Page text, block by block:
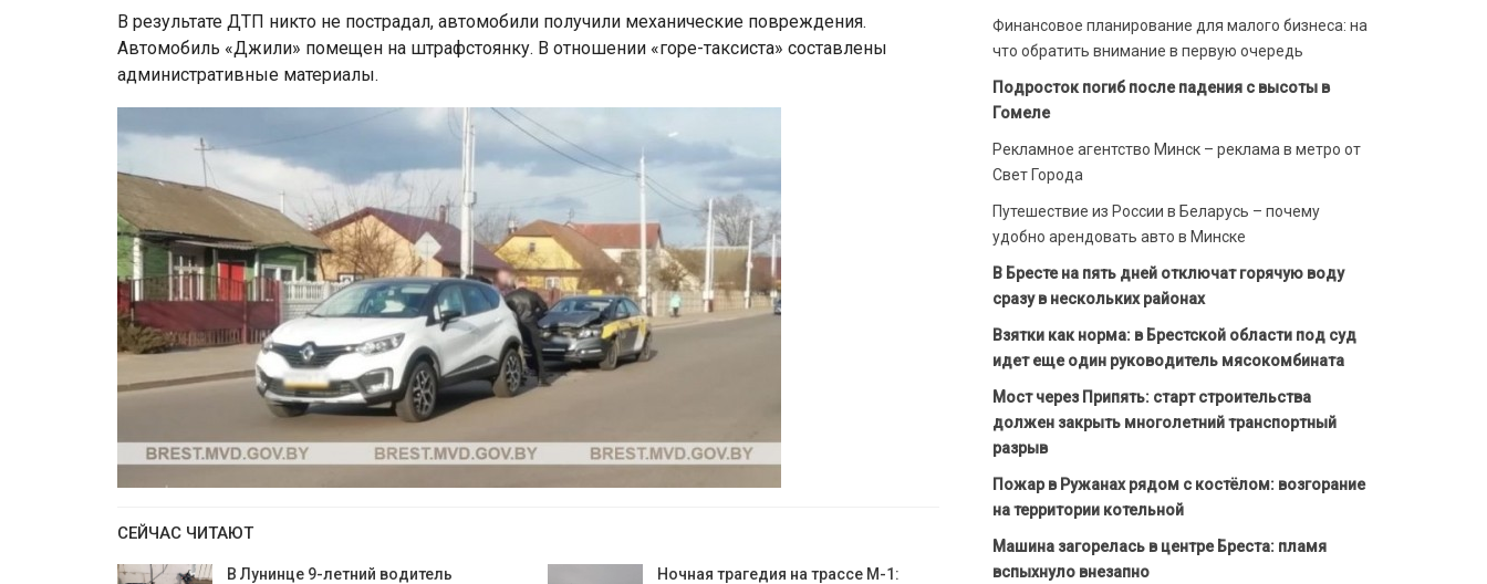
В результате ДТП никто не пострадал, автомобили получили механические повреждения.
Автомобиль «Джили» помещен на штрафстоянку. В отношении «горе-таксиста» составлены
административные материалы.
СЕЙЧАС ЧИТАЮТ
В Лунинце 9-летний водитель
Ночная трагедия на трассе М-1:
Финансовое планирование для малого бизнеса: на
что обратить внимание в первую очередь
Подросток погиб после падения с высоты в
Гомеле
Рекламное агентство Минск – реклама в метро от
Свет Города
Путешествие из России в Беларусь – почему
удобно арендовать авто в Минске
В Бресте на пять дней отключат горячую воду
сразу в нескольких районах
Взятки как норма: в Брестской области под суд
идет еще один руководитель мясокомбината
Мост через Припять: старт строительства
должен закрыть многолетний транспортный
разрыв
Пожар в Ружанах рядом с костёлом: возгорание
на территории котельной
Машина загорелась в центре Бреста: пламя
вспыхнуло внезапно